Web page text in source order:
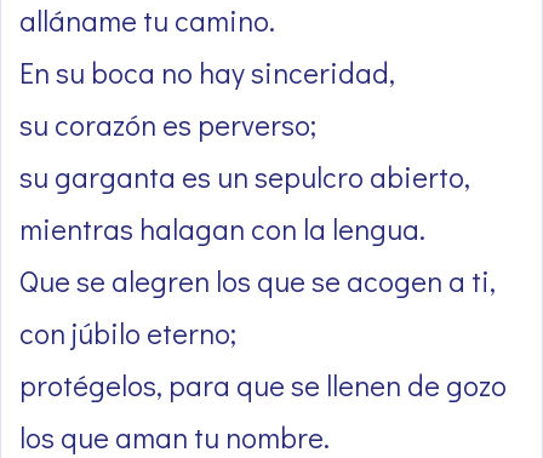
alláname tu camino.
En su boca no hay sinceridad,
su corazón es perverso;
su garganta es un sepulcro abierto,
mientras halagan con la lengua.
Que se alegren los que se acogen a ti,
con júbilo eterno;
protégelos, para que se llenen de gozo
los que aman tu nombre.